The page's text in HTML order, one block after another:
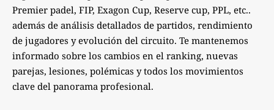
Premier padel, FIP, Exagon Cup, Reserve cup, PPL, etc..
además de análisis detallados de partidos, rendimiento
de jugadores y evolución del circuito. Te mantenemos
informado sobre los cambios en el ranking, nuevas
parejas, lesiones, polémicas y todos los movimientos
clave del panorama profesional.